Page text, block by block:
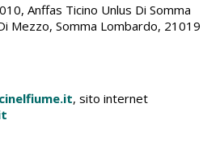
Anffas Ticino Unlus Di Somma
Mezzo, Somma Lombardo, 21019
, sito internet